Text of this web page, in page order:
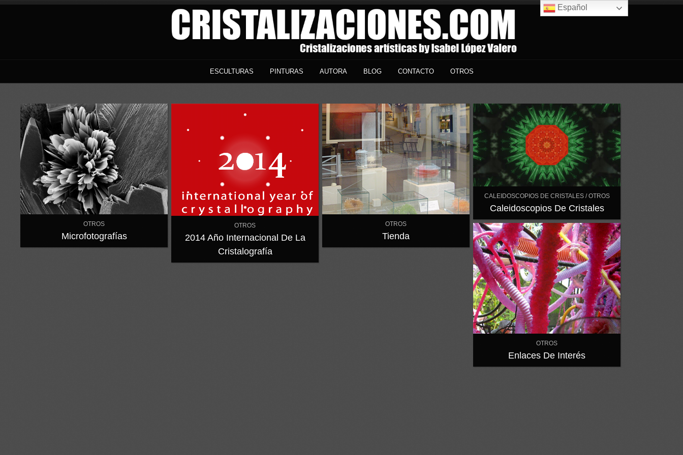
ESCULTURAS PINTURAS AUTORA BLOG CONTACTO OTROS
OTROS
Microfotografías
OTROS
2014 Año Internacional De La
Cristalografía
OTROS
Tienda
CALEIDOSCOPIOS DE CRISTALES / OTROS
Caleidoscopios De Cristales
OTROS
Enlaces De Interés
Español